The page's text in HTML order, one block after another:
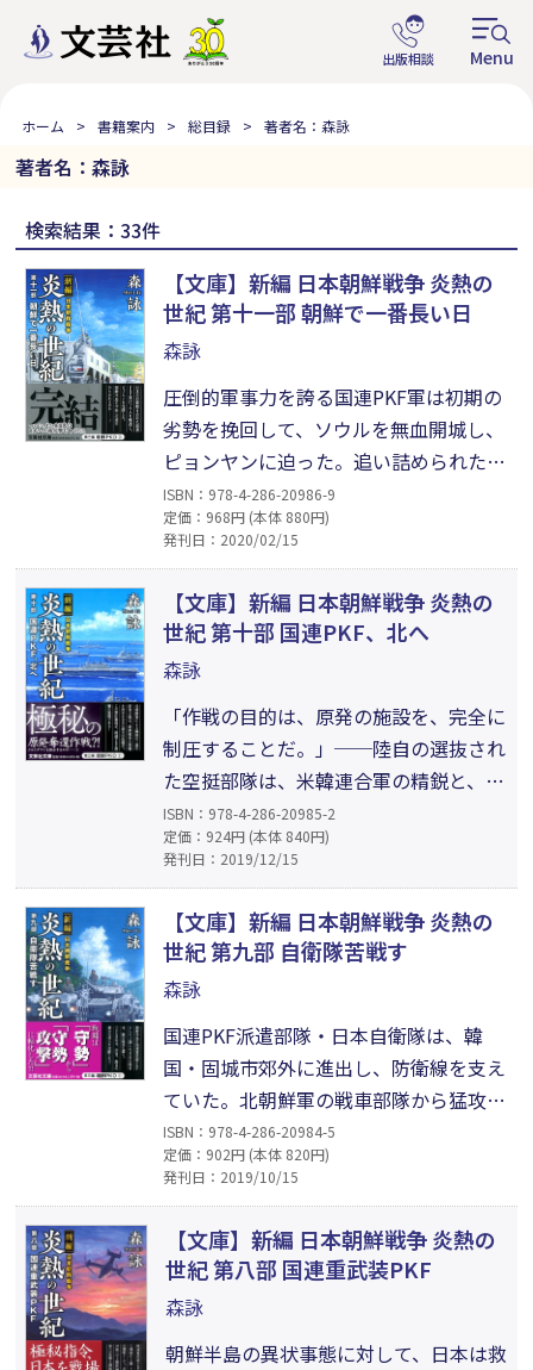
ホーム 書籍案内 総目録 著者名：森詠
著者名：森詠
検索結果：33件
【文庫】新編 日本朝鮮戦争 炎熱の
世紀 第十一部 朝鮮で一番長い日
森詠
圧倒的軍事力を誇る国連PKF軍は初期の
劣勢を挽回して、ソウルを無血開城し、
ピョンヤンに迫った。追い詰められたキ
ム委員長は、小型特殊潜航艇を使い、東
京湾で原爆を破裂させるように命じた。
一方、日本政府は極秘裡に、キム体制の
崩壊を狙ったクーデターを模索してい
た。果たして、朝鮮半島に平和は訪れる
のか。衝撃の近未来軍事サスペンス、つ
いに完結!!
ISBN：978-4-286-20986-9
定価：968円 (本体 880円)
発刊日：2020/02/15
【文庫】新編 日本朝鮮戦争 炎熱の
世紀 第十部 国連PKF、北へ
森詠
「作戦の目的は、原発の施設を、完全に
制圧することだ。」──陸自の選抜され
た空挺部隊は、米韓連合軍の精鋭と、韓
国の月城、古里、霊光の原発施設に潜入
した。一方、極秘裏に進められていた
「自由の女神」作戦がいよいよ開始され
た。特別編成の国連PKF日英合同空母戦
闘群は、38度線を遥かに越えて、元山沖
決める一大決戦の火ぶたが切られた！
ISBN：978-4-286-20985-2
定価：924円 (本体 840円)
発刊日：2019/12/15
【文庫】新編 日本朝鮮戦争 炎熱の
世紀 第九部 自衛隊苦戦す
森詠
国連PKF派遣部隊・日本自衛隊は、韓
国・固城市郊外に進出し、防衛線を支え
ていた。北朝鮮軍の戦車部隊から猛攻を
受けた陸自は、韓国軍からの支援もされ
ず、一部の反乱軍からも攻撃され、撤退
た北朝鮮の特殊部隊は、対馬空港を奪う
べく、深夜のゲリラ作戦を敢行。圧倒的
な北朝鮮の武力攻撃に対して、日本は、
海自、空自の派遣を決断した?!
ISBN：978-4-286-20984-5
定価：902円 (本体 820円)
発刊日：2019/10/15
【文庫】新編 日本朝鮮戦争 炎熱の
世紀 第八部 国連重武装PKF
森詠
朝鮮半島の異状事態に対して、日本は救